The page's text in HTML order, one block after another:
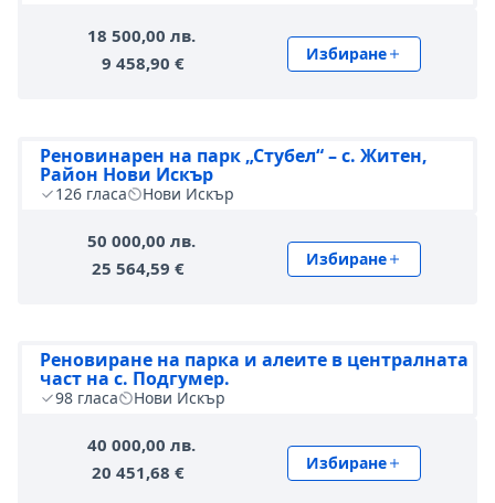
18 500,00 лв.
9 458,90 €
Избиране
Реновинарен на парк „Стубел“ – с. Житен,
Район Нови Искър
126 гласа Нови Искър
50 000,00 лв.
25 564,59 €
Избиране
Реновиране на парка и алеите в централната
част на с. Подгумер.
98 гласа Нови Искър
40 000,00 лв.
20 451,68 €
Избиране